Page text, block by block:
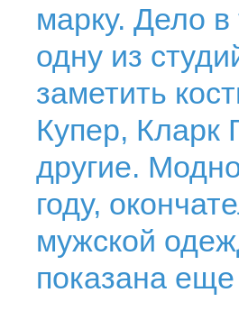
марку. Дело
одну из
заметить
Купер, Кларк
другие.
году,
мужской
показана